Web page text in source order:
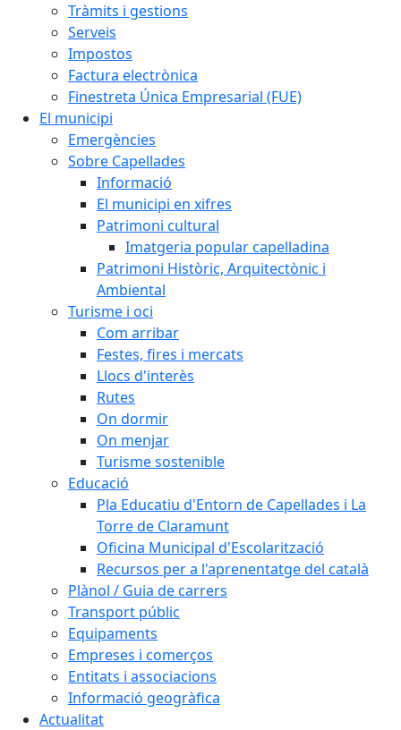
Tràmits i gestions
Serveis
Impostos
Factura electrònica
Finestreta Única Empresarial (FUE)
El municipi
Emergències
Sobre Capellades
Informació
El municipi en xifres
Patrimoni cultural
Imatgeria popular capelladina
Patrimoni Històric, Arquitectònic i
Ambiental
Turisme i oci
Com arribar
Festes, fires i mercats
Llocs d'interès
Rutes
On dormir
On menjar
Turisme sostenible
Educació
Pla Educatiu d'Entorn de Capellades i La
Torre de Claramunt
Oficina Municipal d'Escolarització
Recursos per a l'aprenentatge del català
Plànol / Guia de carrers
Transport públic
Equipaments
Empreses i comerços
Entitats i associacions
Informació geogràfica
Actualitat